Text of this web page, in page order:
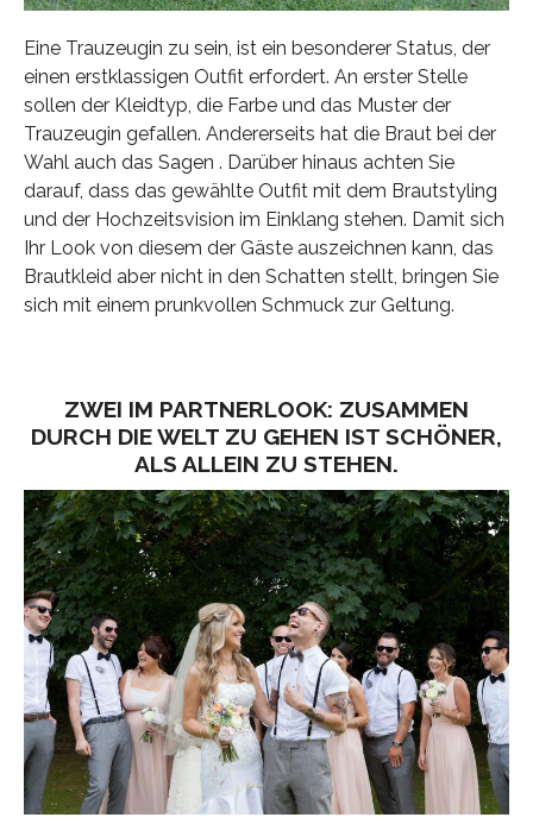
Eine Trauzeugin zu sein, ist ein besonderer Status, der
einen erstklassigen Outfit erfordert. An erster Stelle
sollen der Kleidtyp, die Farbe und das Muster der
Trauzeugin gefallen. Andererseits hat die Braut bei der
Wahl auch das Sagen . Darüber hinaus achten Sie
darauf, dass das gewählte Outfit mit dem Brautstyling
und der Hochzeitsvision im Einklang stehen. Damit sich
Ihr Look von diesem der Gäste auszeichnen kann, das
Brautkleid aber nicht in den Schatten stellt, bringen Sie
sich mit einem prunkvollen Schmuck zur Geltung.
ZWEI IM PARTNERLOOK: ZUSAMMEN
DURCH DIE WELT ZU GEHEN IST SCHÖNER,
ALS ALLEIN ZU STEHEN.